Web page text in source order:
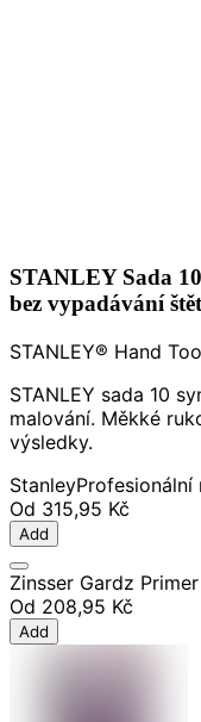
STANLEY Sada
bez vypadávání
STANLEY® Hand
STANLEY sada 10
malování. Měkké
výsledky.
StanleyProfesionální
Od 315,95 Kč
Add
Zinsser Gardz
Od 208,95 Kč
Add